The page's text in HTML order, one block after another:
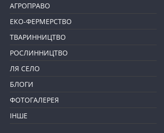
АГРОПРАВО
ЕКО-ФЕРМЕРСТВО
ТВАРИННИЦТВО
РОСЛИННИЦТВО
ЛЯ СЕЛО
БЛОГИ
ФОТОГАЛЕРЕЯ
ІНШЕ